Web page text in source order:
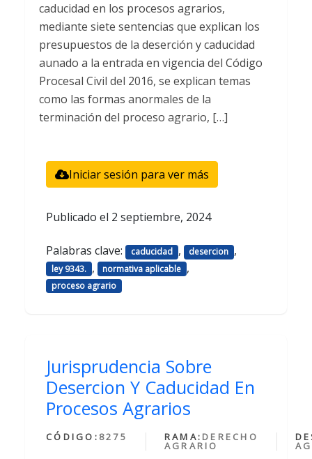
caducidad en los procesos agrarios,
mediante siete sentencias que explican los
presupuestos de la deserción y caducidad
aunado a la entrada en vigencia del Código
Procesal Civil del 2016, se explican temas
como las formas anormales de la
terminación del proceso agrario, […]
Iniciar sesión para ver más
Publicado el 2 septiembre, 2024
Palabras clave: caducidad , desercion ,
ley 9343. , normativa aplicable ,
proceso agrario
Jurisprudencia Sobre
Desercion Y Caducidad En
Procesos Agrarios
CÓDIGO: 8275 RAMA: DERECHO
AGRARIO